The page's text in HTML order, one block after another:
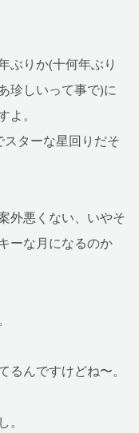
ぶりか(十何年ぶり
珍しいって事で)に
。
ターな星回りだそ
外悪くない、いやそ
ーな月になるのか
んですけどね〜。